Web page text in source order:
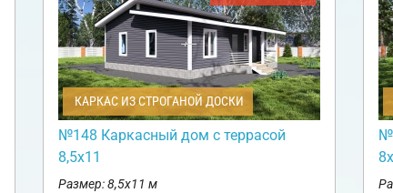
КАРКАС ИЗ СТРОГАНОЙ ДОСКИ
№148 Каркасный дом с террасой
8,5х11
Размер: 8,5х11 м